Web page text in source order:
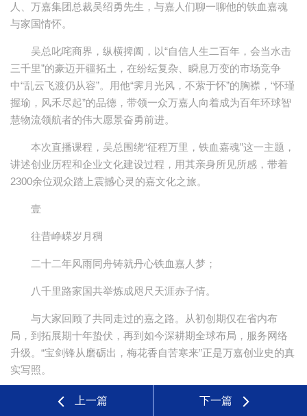
人、万嘉集团总裁吴绍勇先生，与嘉人们聊一聊他的铁血嘉魂
与家国情怀。
吴总叱咤商界，纵横捭阖，以“自信人生二百年，会当水击
三千里”的豪迈开疆拓土，在纷纭复杂、瞬息万变的市场竞争
中“乱云飞渡仍从容”。用他“霁月光风，不萦于怀”的胸襟，“怀瑾
握瑜，风禾尽起”的品德，带领一众万嘉人向着成为百年环球智
慧物流领航者的伟大愿景奋勇前进。
本次直播课程，吴总围绕“征程万里，铁血嘉魂”这一主题，
讲述创业历程和企业文化建设过程，用其亲身所见所感，带着
2300余位观众踏上震撼心灵的嘉文化之旅。
壹
往昔峥嵘岁月稠
二十二年风雨同舟铸就丹心铁血嘉人梦；
八千里路家国共举炼成咫尺天涯赤子情。
与大家回顾了共同走过的嘉之路。从初创期仅在省内布
局，到拓展期十年蛰伏，再到如今深耕期全球布局，服务网络
升级。“宝剑锋从磨砺出，梅花香自苦寒来”正是万嘉创业史的真
实写照。
上一篇 下一篇